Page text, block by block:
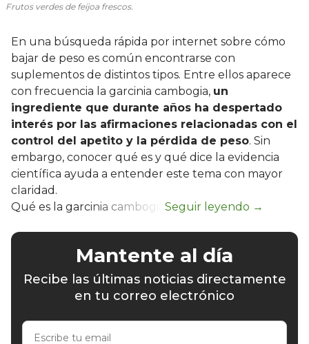
Frutos verdes de feijoa frescos.
En una búsqueda rápida por internet sobre cómo
bajar de peso es común encontrarse con
suplementos de distintos tipos. Entre ellos aparece
con frecuencia la garcinia cambogia, un
ingrediente que durante años ha despertado
interés por las afirmaciones relacionadas con el
control del apetito y la pérdida de peso. Sin
embargo, conocer qué es y qué dice la evidencia
científica ayuda a entender este tema con mayor
claridad.
Qué es la garcinia cambogia
Mantente al día
Recibe las últimas noticias directamente
en tu correo electrónico
Escribe